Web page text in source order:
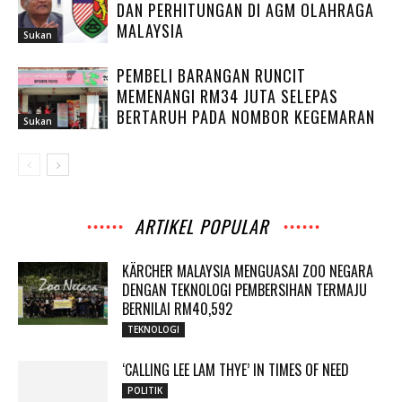
Sukan
DAN PERHITUNGAN DI AGM OLAHRAGA
MALAYSIA
Sukan
PEMBELI BARANGAN RUNCIT
MEMENANGI RM34 JUTA SELEPAS
BERTARUH PADA NOMBOR KEGEMARAN
ARTIKEL POPULAR
KÄRCHER MALAYSIA MENGUASAI ZOO NEGARA
DENGAN TEKNOLOGI PEMBERSIHAN TERMAJU
BERNILAI RM40,592
TEKNOLOGI
‘CALLING LEE LAM THYE’ IN TIMES OF NEED
POLITIK